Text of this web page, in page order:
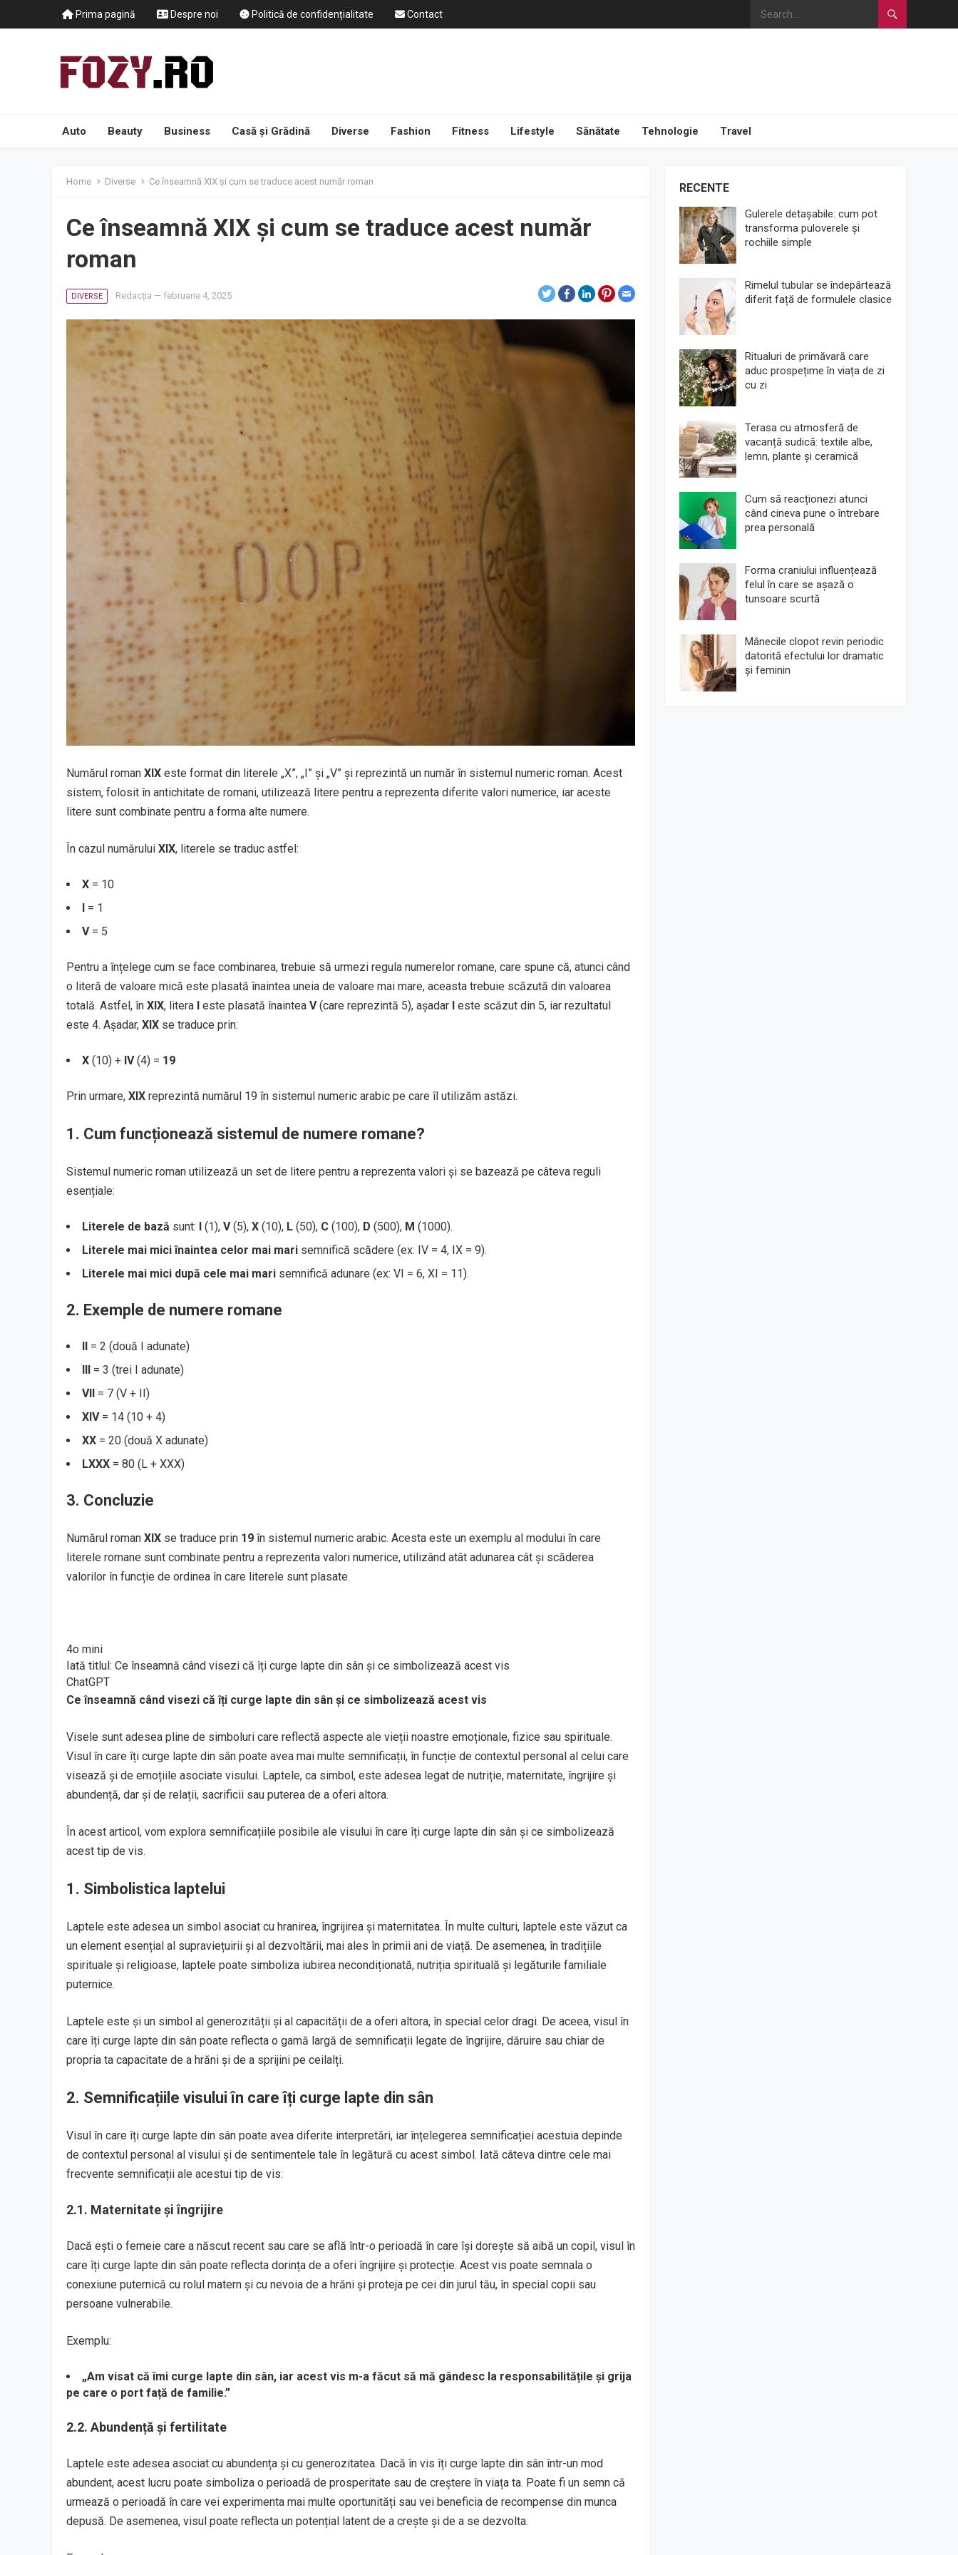
Prima pagină Despre noi Politică de confidențialitate Contact
Auto Beauty Business Casă și Grădină Diverse Fashion Fitness Lifestyle Sănătate Tehnologie Travel
Home Diverse Ce înseamnă XIX și cum se traduce acest număr roman
Ce înseamnă XIX și cum se traduce acest număr
roman
DIVERSE Redacția — februarie 4, 2025
Numărul roman XIX este format din literele „X”, „I” și „V” și reprezintă un număr în sistemul numeric roman. Acest
sistem, folosit în antichitate de romani, utilizează litere pentru a reprezenta diferite valori numerice, iar aceste
litere sunt combinate pentru a forma alte numere.
În cazul numărului XIX, literele se traduc astfel:
X = 10
I = 1
V= 5
Pentru a înțelege cum se face combinarea, trebuie să urmezi regula numerelor romane, care spune că, atunci când
o literă de valoare mică este plasată înaintea uneia de valoare mai mare, aceasta trebuie scăzută din valoarea
totală. Astfel, în XIX, litera I este plasată înaintea V(care reprezintă 5), așadar I este scăzut din 5, iar rezultatul
este 4. Așadar, XIX se traduce prin:
X (10) + IV(4) = 19
Prin urmare, XIX reprezintă numărul 19 în sistemul numeric arabic pe care îl utilizăm astăzi.
1. Cum funcționează sistemul de numere romane?
Sistemul numeric roman utilizează un set de litere pentru a reprezenta valori și se bazează pe câteva reguli
esențiale:
Literele de bază sunt: I (1), V(5), X (10), L (50), C (100), D (500), M (1000).
Literele mai mici înaintea celor mai mari semnifică scădere (ex: IV = 4, IX = 9).
Literele mai mici după cele mai mari semnifică adunare (ex: VI = 6, XI = 11).
2. Exemple de numere romane
II = 2 (două I adunate)
III = 3 (trei I adunate)
VII = 7 (V + II)
XIV= 14 (10 + 4)
XX = 20 (două X adunate)
LXXX = 80 (L + XXX)
3. Concluzie
Numărul roman XIX se traduce prin 19 în sistemul numeric arabic. Acesta este un exemplu al modului în care
literele romane sunt combinate pentru a reprezenta valori numerice, utilizând atât adunarea cât și scăderea
valorilor în funcție de ordinea în care literele sunt plasate.
4o mini
You said:
Iată titlul: Ce înseamnă când visezi că îți curge lapte din sân și ce simbolizează acest vis
ChatGPT said:
ChatGPT
Ce înseamnă când visezi că îți curge lapte din sân și ce simbolizează acest vis
Visele sunt adesea pline de simboluri care reflectă aspecte ale vieții noastre emoționale, fizice sau spirituale.
Visul în care îți curge lapte din sân poate avea mai multe semnificații, în funcție de contextul personal al celui care
visează și de emoțiile asociate visului. Laptele, ca simbol, este adesea legat de nutriție, maternitate, îngrijire și
abundență, dar și de relații, sacrificii sau puterea de a oferi altora.
În acest articol, vom explora semnificațiile posibile ale visului în care îți curge lapte din sân și ce simbolizează
acest tip de vis.
1. Simbolistica laptelui
Laptele este adesea un simbol asociat cu hranirea, îngrijirea și maternitatea. În multe culturi, laptele este văzut ca
un element esențial al supraviețuirii și al dezvoltării, mai ales în primii ani de viață. De asemenea, în tradițiile
spirituale și religioase, laptele poate simboliza iubirea necondiționată, nutriția spirituală și legăturile familiale
puternice.
Laptele este și un simbol al generozității și al capacității de a oferi altora, în special celor dragi. De aceea, visul în
care îți curge lapte din sân poate reflecta o gamă largă de semnificații legate de îngrijire, dăruire sau chiar de
propria ta capacitate de a hrăni și de a sprijini pe ceilalți.
2. Semnificațiile visului în care îți curge lapte din sân
Visul în care îți curge lapte din sân poate avea diferite interpretări, iar înțelegerea semnificației acestuia depinde
de contextul personal al visului și de sentimentele tale în legătură cu acest simbol. Iată câteva dintre cele mai
frecvente semnificații ale acestui tip de vis:
2.1. Maternitate și îngrijire
Dacă ești o femeie care a născut recent sau care se află într-o perioadă în care își dorește să aibă un copil, visul în
care îți curge lapte din sân poate reflecta dorința de a oferi îngrijire și protecție. Acest vis poate semnala o
conexiune puternică cu rolul matern și cu nevoia de a hrăni și proteja pe cei din jurul tău, în special copii sau
persoane vulnerabile.
Exemplu:
„Am visat că îmi curge lapte din sân, iar acest vis m-a făcut să mă gândesc la responsabilitățile și grija
pe care o port față de familie.”
2.2. Abundență și fertilitate
Laptele este adesea asociat cu abundența și cu generozitatea. Dacă în vis îți curge lapte din sân într-un mod
abundent, acest lucru poate simboliza o perioadă de prosperitate sau de creștere în viața ta. Poate fi un semn că
urmează o perioadă în care vei experimenta mai multe oportunități sau vei beneficia de recompense din munca
depusă. De asemenea, visul poate reflecta un potențial latent de a crește și de a se dezvolta.
RECENTE
Gulerele detașabile: cum pot
transforma puloverele și
rochiile simple
Rimelul tubular se îndepărtează
diferit față de formulele clasice
Ritualuri de primăvară care
aduc prospețime în viața de zi
cu zi
Terasa cu atmosferă de
vacanță sudică: textile albe,
lemn, plante și ceramică
Cum să reacționezi atunci
când cineva pune o întrebare
prea personală
Forma craniului influențează
felul în care se așază o
tunsoare scurtă
Mânecile clopot revin periodic
datorită efectului lor dramatic
și feminin